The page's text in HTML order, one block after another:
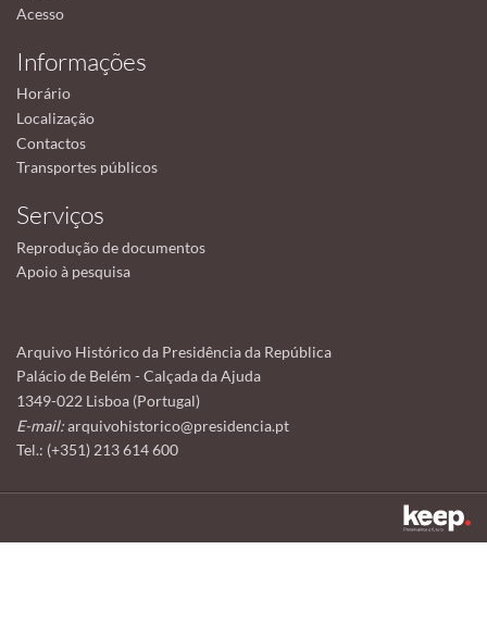
Acesso
Informações
Horário
Localização
Contactos
Transportes públicos
Serviços
Reprodução de documentos
Apoio à pesquisa
Arquivo Histórico da Presidência da República
Palácio de Belém - Calçada da Ajuda
1349-022 Lisboa (Portugal)
E-mail:arquivohistorico@presidencia.pt
Tel.: (+351) 213 614 600